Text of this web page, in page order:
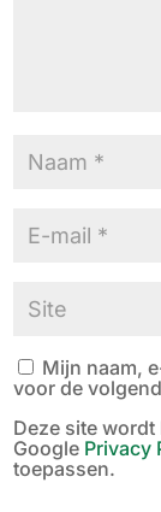
Mijn naam,
voor de
Deze site wordt
Google Privacy
toepassen.